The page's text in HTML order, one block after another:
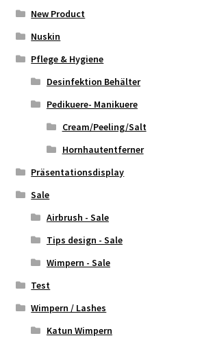
New Product
Nuskin
Pflege & Hygiene
Desinfektion Behälter
Pedikuere- Manikuere
Cream/Peeling/Salt
Hornhautentferner
Präsentationsdisplay
Sale
Airbrush - Sale
Tips design - Sale
Wimpern - Sale
Test
Wimpern / Lashes
Katun Wimpern